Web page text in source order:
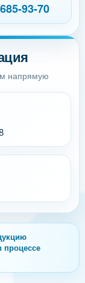
напрямую
93-70
процессе